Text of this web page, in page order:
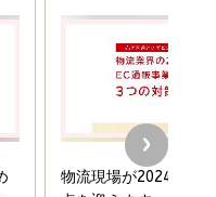
シフト): 「信頼」で選ばれ
P&G・グリコで学んだ失敗
１億貯めた株式投資
る ルールのデザイン
人を動かす七つの原理
沈黙の組織」から「高め合う